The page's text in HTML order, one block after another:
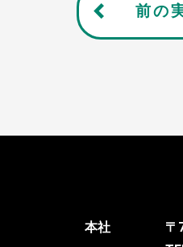
前の
本社
〒